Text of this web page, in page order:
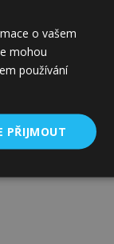
o vašem
mohou
používání
PŘIJMOUT